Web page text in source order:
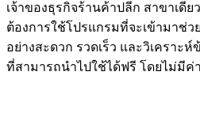
เจ้าของธุรกิจร้านค้าปลีก สาขาเดี
ต้องการใช้โปรแกรมที่จะเข้ามาช่
อย่างสะดวก รวดเร็ว และวิเคราะ
ที่สามารถนำไปใช้ได้ฟรี โดยไม่มีค่